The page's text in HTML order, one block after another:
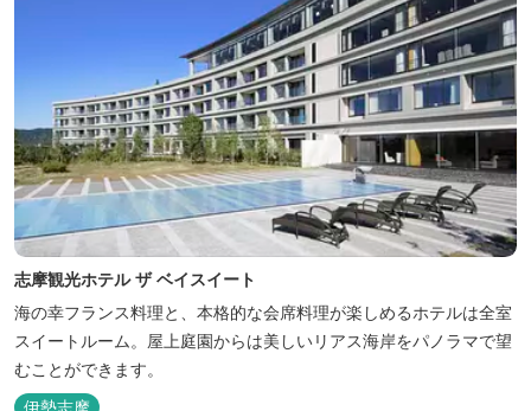
志摩観光ホテル ザ ベイスイート
海の幸フランス料理と、本格的な会席料理が楽しめるホテルは全室
スイートルーム。屋上庭園からは美しいリアス海岸をパノラマで望
むことができます。